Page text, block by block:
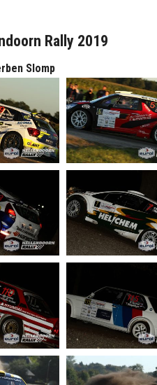
Rally 2019
Slomp